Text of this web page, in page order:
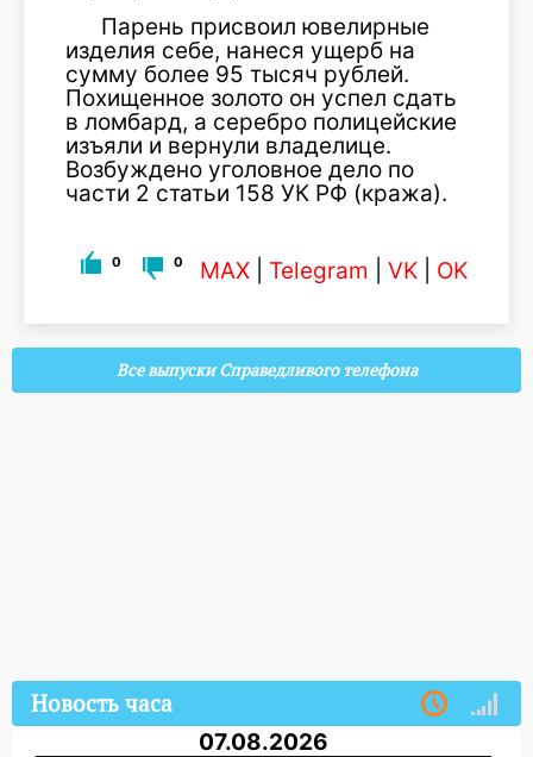
Парень присвоил ювелирные
изделия себе, нанеся ущерб на
сумму более 95 тысяч рублей.
Похищенное золото он успел сдать
в ломбард, а серебро полицейские
изъяли и вернули владелице.
Возбуждено уголовное дело по
части 2 статьи 158 УК РФ (кража).
0 0 MAX Telegram VK OK
Все выпуски Справедливого телефона
Новость часа
07.08.2026